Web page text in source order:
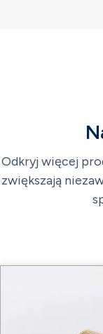
Odkryj więcej
zwiększają